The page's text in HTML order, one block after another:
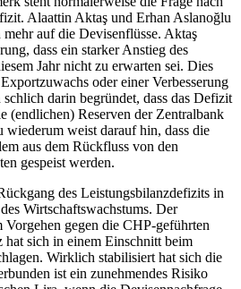
Alaattin Aktaş und Erhan Aslanoğlu
auf die Devisenflüsse. Aktaş
dass ein starker Anstieg des
Jahr nicht zu erwarten sei. Dies
oder einer Verbesserung
darin begründet, dass das Defizit
(endlichen) Reserven der Zentralbank
weist darauf hin, dass die
aus dem Rückfluss von den
gespeist werden.
des Leistungsbilanzdefizits in
Wirtschaftswachstums. Der
Vorgehen gegen die CHP-geführten
sich in einem Einschnitt beim
Wirklich stabilisiert hat sich die
ist ein zunehmendes Risiko